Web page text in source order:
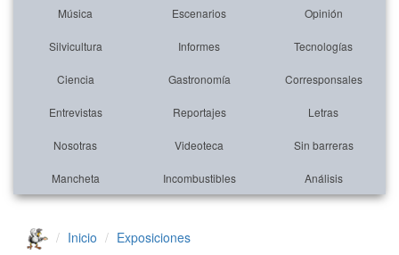
Música Escenarios Opinión
Silvicultura Informes Tecnologías
Ciencia Gastronomía Corresponsales
Entrevistas Reportajes Letras
Nosotras Videoteca Sin barreras
Mancheta Incombustibles Análisis
Inicio Exposiciones